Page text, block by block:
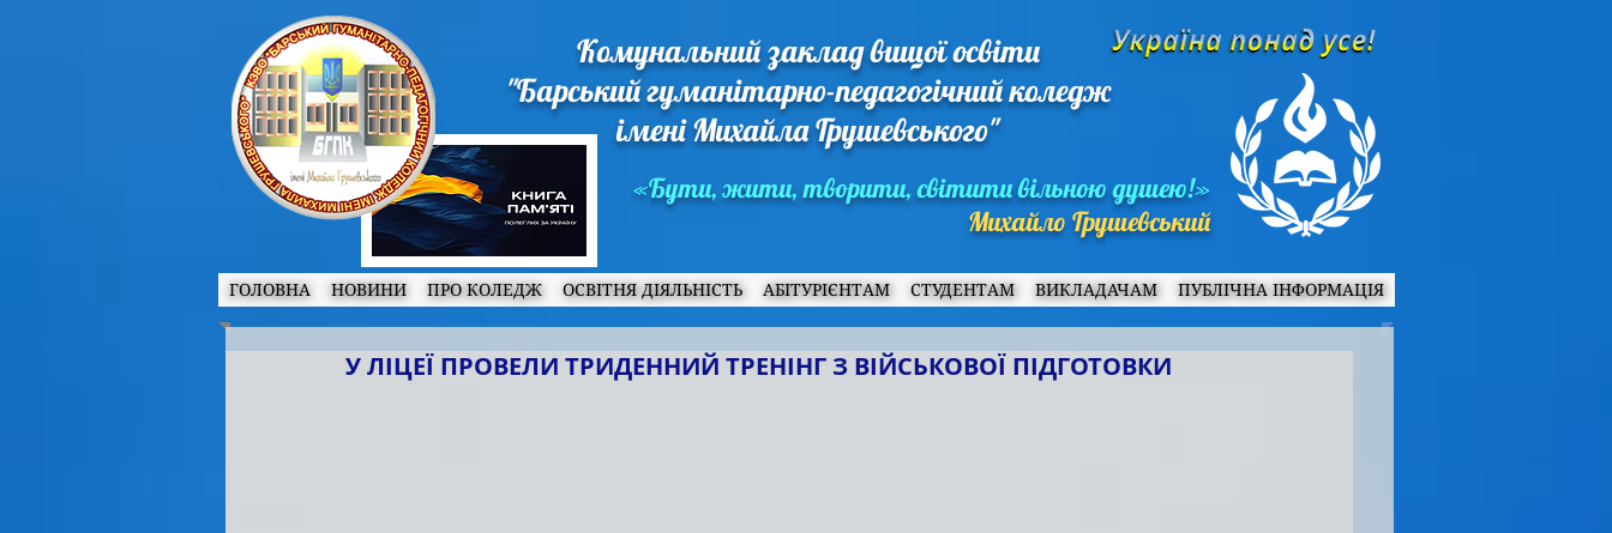
Комунальний заклад вищої освіти
"Барський гуманітарно-педагогічний коледж
імені Михайла Грушевського"
«Бути, жити, творити, світити вільною душею!»
Михайло Грушевський
ГОЛОВНА НОВИНИ ПРО КОЛЕДЖ ОСВІТНЯ ДІЯЛЬНІСТЬ АБІТУРІЄНТАМ СТУДЕНТАМ ВИКЛАДАЧАМ ПУБЛІЧНА ІНФОРМАЦІЯ
У ЛІЦЕЇ ПРОВЕЛИ ТРИДЕННИЙ ТРЕНІНГ З ВІЙСЬКОВОЇ ПІДГОТОВКИ